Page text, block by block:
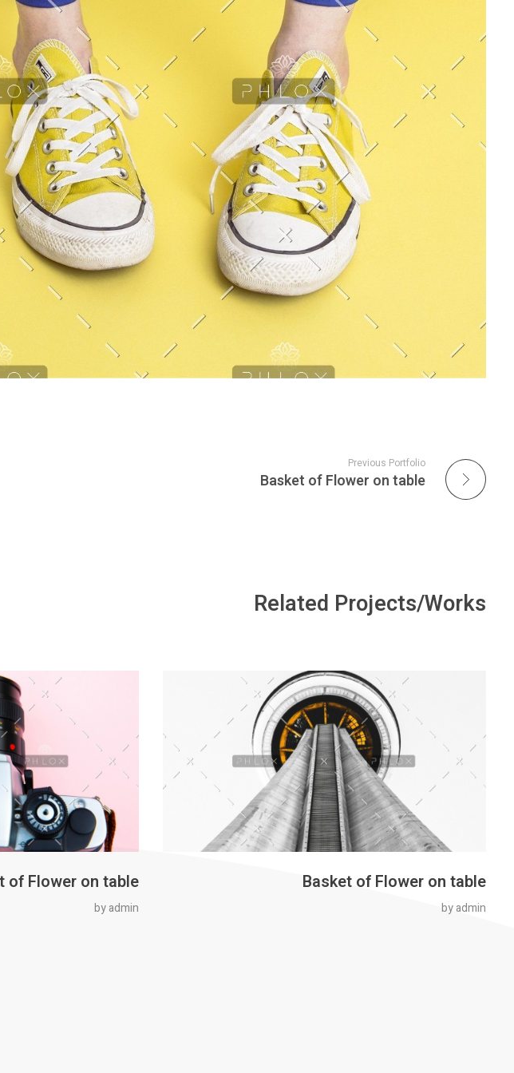
Previous Portfolio
Basket of Flower on table
Related Projects/Works
Basket of Flower on table
byadmin
of Flower on table
byadmin